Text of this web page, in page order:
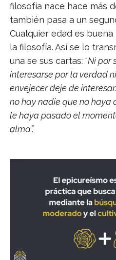
filosofía nace hace más
también pasa a un
Cualquier edad es
la filosofía. Así se lo
una se sus cartas: “Ni por
interesarse por la verdad
envejecer deje de
no hay nadie que no haya
le haya pasado el
alma”.